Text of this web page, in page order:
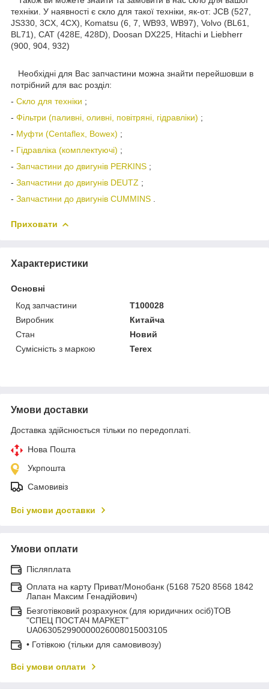
техніки. У наявності є скло для такої техніки, як-от: JCB (527,
JS330, 3CX, 4CX), Komatsu (6, 7, WB93, WB97), Volvo (BL61,
BL71), CAT (428E, 428D), Doosan DX225, Hitachi и Liebherr
(900, 904, 932)
Необхідні для Вас запчастини можна знайти перейшовши в
потрібний для вас розділ:
- Скло для техніки ;
- Фільтри (паливні, оливні, повітряні, гідравліки) ;
- Муфти (Centaflex, Bowex) ;
- Гідравліка (комплектуючі) ;
- Запчастини до двигунів PERKINS ;
- Запчастини до двигунів DEUTZ ;
- Запчастини до двигунів CUMMINS
Приховати
Характеристики
Основні
Код запчастини
T100028
Виробник
Китайча
Стан
Новий
Сумісність з маркою
Terex
Умови доставки
Доставка здійснюється тільки по передоплаті.
Нова Пошта
Укрпошта
Самовивіз
Всі умови доставки
Умови оплати
Післяплата
Оплата на карту Приват/Монобанк (5168 7520 8568 1842
Лапан Максим Генадійович)
Безготівковий розрахунок (для юридичних осіб)ТОВ
"СПЕЦ ПОСТАЧ МАРКЕТ"
UA063052990000026008015003105
• Готівкою (тільки для самовивозу)
Всі умови оплати